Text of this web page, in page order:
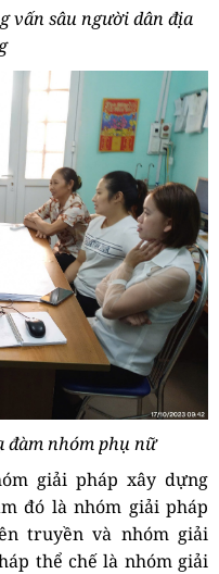
vấn sâu người dân địa
đàm nhóm phụ nữ
giải pháp xây dựng
đó là nhóm giải pháp
truyền và nhóm giải
thể chế là nhóm giải